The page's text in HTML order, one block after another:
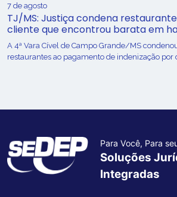
7 de agosto
TJ/MS: Justiça condena
cliente que encontrou barata em
A 4ª Vara Cível de Campo Grande/MS
restaurantes ao pagamento de indenização por
Para Você, Para
Soluções
Integradas